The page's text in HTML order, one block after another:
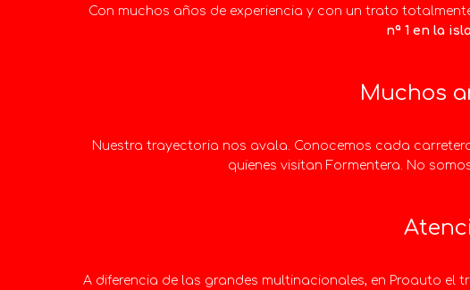
Con muchos años de experiencia y con un trato
nª 1 en la
Muchos
Nuestra trayectoria nos avala. Conocemos cada
quienes visitan Formentera. No
A diferencia de las grandes multinacionales, en Proauto el